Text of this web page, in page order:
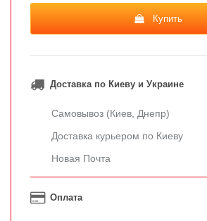
Купить
Доставка по Киеву и Украине
Самовывоз (Киев, Днепр)
Доставка курьером по Киеву
Новая Почта
Оплата